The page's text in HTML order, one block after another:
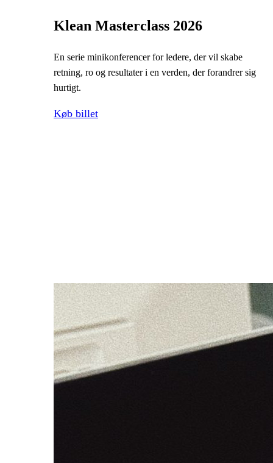
Klean Masterclass 2026
En serie minikonferencer for ledere, der vil skabe
retning, ro og resultater i en verden, der forandrer sig
hurtigt.
Køb billet